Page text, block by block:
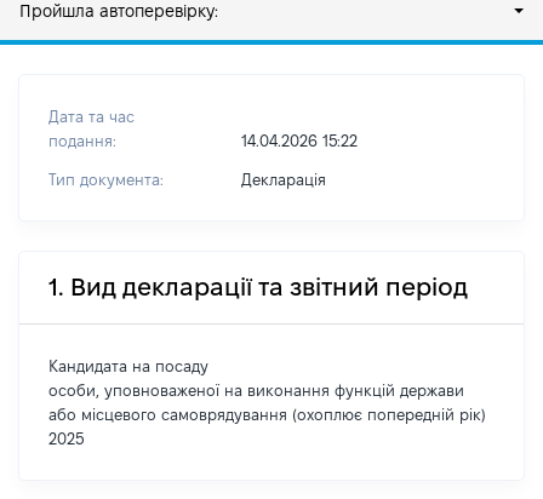
Пройшла автоперевірку:
Дата та час
подання:
14.04.2026 15:22
Тип документа: Декларація
1. Вид декларації та звітний період
Кандидата на посаду
особи, уповноваженої на виконання функцій держави
або місцевого самоврядування (охоплює попередній рік)
2025